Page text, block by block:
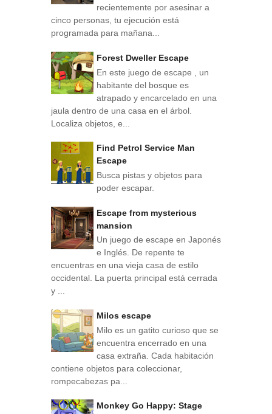
recientemente por asesinar a
cinco personas, tu ejecución está
programada para mañana...
Forest Dweller Escape
En este juego de escape , un
habitante del bosque es
atrapado y encarcelado en una
jaula dentro de una casa en el árbol.
Localiza objetos, e...
Find Petrol Service Man
Escape
Busca pistas y objetos para
poder escapar.
Escape from mysterious
mansion
Un juego de escape en Japonés
e Inglés. De repente te
encuentras en una vieja casa de estilo
occidental. La puerta principal está cerrada
y ...
Milos escape
Milo es un gatito curioso que se
encuentra encerrado en una
casa extraña. Cada habitación
contiene objetos para coleccionar,
rompecabezas pa...
Monkey Go Happy: Stage